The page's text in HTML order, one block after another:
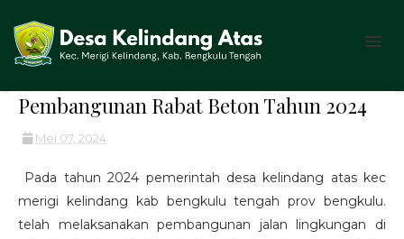
Pembangunan Rabat Beton Tahun 2024
Mei 07, 2024
Pada tahun 2024 pemerintah desa kelindang atas kec
merigi kelindang kab bengkulu tengah prov bengkulu.
telah melaksanakan pembangunan jalan lingkungan di